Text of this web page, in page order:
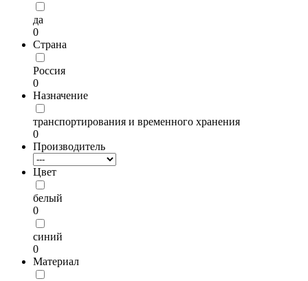
да
0
Страна
Россия
0
Назначение
транспортирования и временного хранения
0
Производитель
Цвет
белый
0
синий
0
Материал